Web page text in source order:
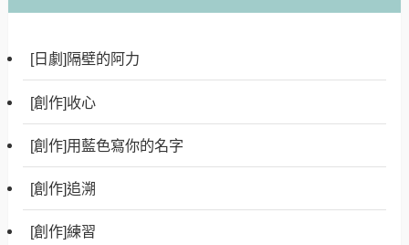
[日劇]隔壁的阿力
[創作]收心
[創作]用藍色寫你的名字
[創作]追溯
[創作]練習